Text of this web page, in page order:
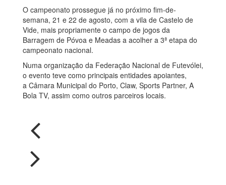
O campeonato prossegue já no próximo fim-de-
semana, 21 e 22 de agosto, com a vila de Castelo de
Vide, mais propriamente o campo de jogos da
Barragem de Póvoa e Meadas a acolher a 3ª etapa do
campeonato nacional.
Numa organização da Federação Nacional de Futevólei,
o evento teve como principais entidades apoiantes,
a Câmara Municipal do Porto, Claw, Sports Partner, A
Bola TV, assim como outros parceiros locais.